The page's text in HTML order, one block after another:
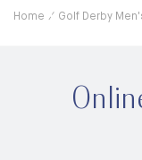
Home Golf Derby